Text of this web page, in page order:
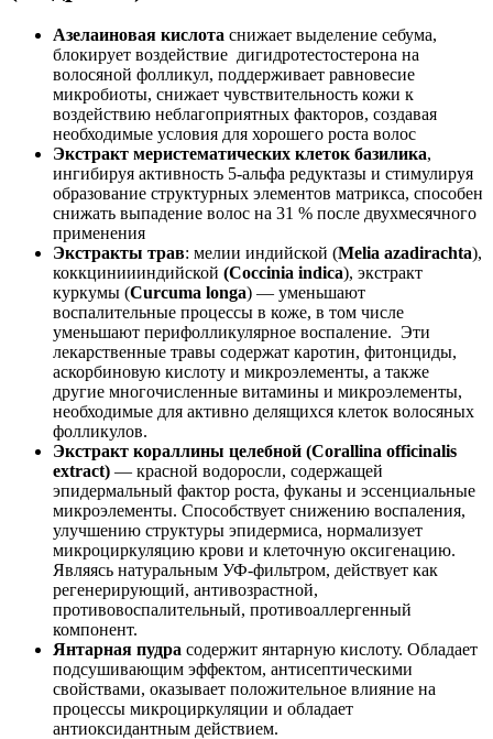
Азелаиновая кислота снижает выделение себума,
блокирует воздействие дигидротестостерона на
волосяной фолликул, поддерживает равновесие
микробиоты, снижает чувствительность кожи к
воздействию неблагоприятных факторов, создавая
необходимые условия для хорошего роста волос
Экстракт меристематических клеток базилика,
ингибируя активность 5-альфа редуктазы и стимулируя
образование структурных элементов матрикса, способен
снижать выпадение волос на 31 % после двухмесячного
применения
Экстракты трав: мелии индийской (Melia azadirachta),
коккциниииндийской (Coccinia indica), экстракт
куркумы (Curcuma longa) — уменьшают
воспалительные процессы в коже, в том числе
уменьшают перифолликулярное воспаление. Эти
лекарственные травы содержат каротин, фитонциды,
аскорбиновую кислоту и микроэлементы, а также
другие многочисленные витамины и микроэлементы,
необходимые для активно делящихся клеток волосяных
фолликулов.
Экстракт кораллины целебной (Corallina officinalis
extract) — красной водоросли, содержащей
эпидермальный фактор роста, фуканы и эссенциальные
микроэлементы. Способствует снижению воспаления,
улучшению структуры эпидермиса, нормализует
микроциркуляцию крови и клеточную оксигенацию.
Являясь натуральным УФ-фильтром, действует как
регенерирующий, антивозрастной,
противовоспалительный, противоаллергенный
компонент.
Янтарная пудра содержит янтарную кислоту. Обладает
подсушивающим эффектом, антисептическими
свойствами, оказывает положительное влияние на
процессы микроциркуляции и обладает
антиоксидантным действием.